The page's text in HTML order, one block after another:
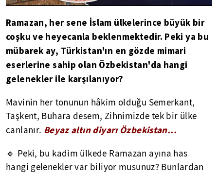
Ramazan, her sene İslam ülkelerince büyük bir
coşku ve heyecanla beklenmektedir. Peki ya bu
mübarek ay, Türkistan'ın en gözde mimari
eserlerine sahip olan Özbekistan'da hangi
gelenekler ile karşılanıyor?
Mavinin her tonunun hâkim olduğu Semerkant,
Taşkent, Buhara desem, Zihnimizde tek bir ülke
canlanır. Beyaz altın diyarı Özbekistan...
🔹 Peki, bu kadim ülkede Ramazan ayına has
hangi gelenekler var biliyor musunuz? Bunlardan